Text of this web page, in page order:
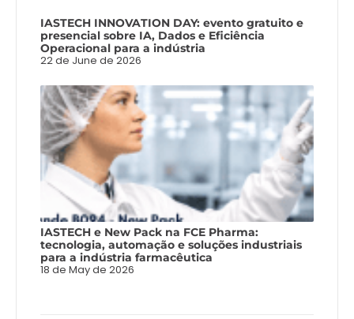
IASTECH INNOVATION DAY: evento gratuito e
presencial sobre IA, Dados e Eficiência
Operacional para a indústria
22 de June de 2026
IASTECH e New Pack na FCE Pharma:
tecnologia, automação e soluções industriais
para a indústria farmacêutica
18 de May de 2026